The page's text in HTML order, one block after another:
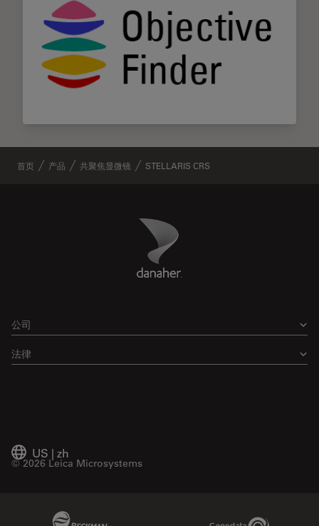
首页 产品 共聚焦显微镜 STELLARIS CRS
Danaher Logo
公司
法律
US | zh
© 2026 Leica Microsystems
Genedata Link